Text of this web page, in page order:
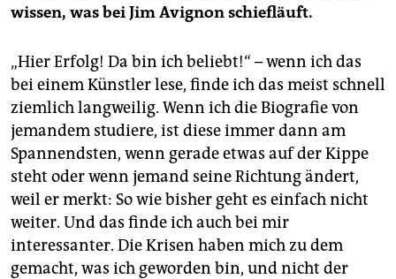
wissen, was bei Jim Avignon schiefläuft.
„Hier Erfolg! Da bin ich beliebt!“ – wenn ich das
bei einem Künstler lese, finde ich das meist schnell
ziemlich langweilig. Wenn ich die Biografie von
jemandem studiere, ist diese immer dann am
Spannendsten, wenn gerade etwas auf der Kippe
steht oder wenn jemand seine Richtung ändert,
weil er merkt: So wie bisher geht es einfach nicht
weiter. Und das finde ich auch bei mir
interessanter. Die Krisen haben mich zu dem
gemacht, was ich geworden bin, und nicht der